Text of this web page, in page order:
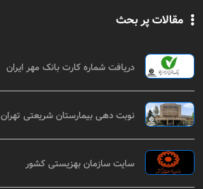
مقالات پر بحث
دریافت شماره کارت بانک مهر ایران
نوبت دهی بیمارستان شریعتی تهران
سایت سازمان بهزیستی کشور